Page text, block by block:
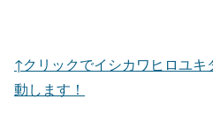
↑クリックでイシカワヒロユ
動します！